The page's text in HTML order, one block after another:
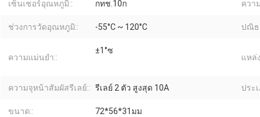
เซ็นเซอร์อุณหภูมิ:: กทช.10ก ควา
ช่วงการวัดอุณหภูมิ:: -55°C ~ 120°C ปณิธ
ความแม่นยำ::
±1°ซ
แหล่
ความจุหน้าสัมผัสรีเลย์:: รีเลย์ 2 ตัว สูงสุด 10A ประ
ขนาด:: 72*56*31มม